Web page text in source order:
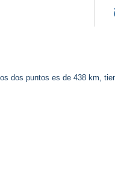
dos puntos es de 438 km,